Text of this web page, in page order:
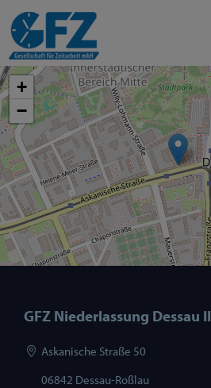
+
−
GFZ Niederlassung Dessau II
Askanische Straße 50
06842 Dessau-Roßlau